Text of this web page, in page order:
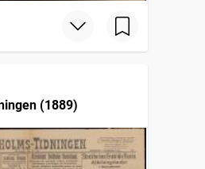
(1889)